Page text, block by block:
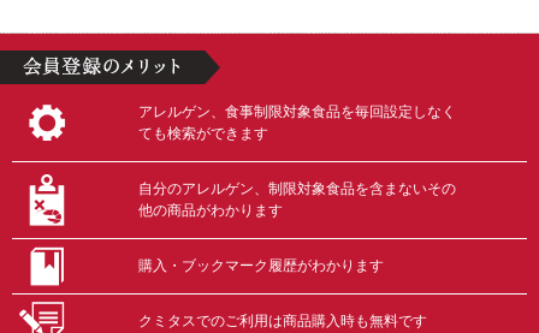
アレルゲン、食事制限対象食品を毎回設定しなく
ても検索ができます
自分のアレルゲン、制限対象食品を含まないその
他の商品がわかります
購入・ブックマーク履歴がわかります
クミタスでのご利用は商品購入時も無料です